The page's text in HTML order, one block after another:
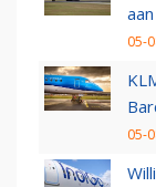
05-
05-